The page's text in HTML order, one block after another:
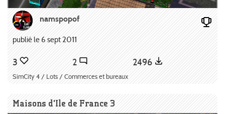
namspopof
publié le 6 sept 2011
3 2 2496
SimCity 4 / Lots / Commerces et bureaux
Maisons d'Ile de France 3